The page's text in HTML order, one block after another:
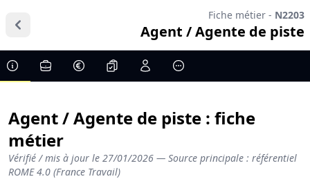
Fiche métier - N2203
Agent / Agente de piste
Agent / Agente de piste : fiche
métier
Vérifié / mis à jour le 27/01/2026 — Source principale : référentiel
ROME 4.0 (France Travail)